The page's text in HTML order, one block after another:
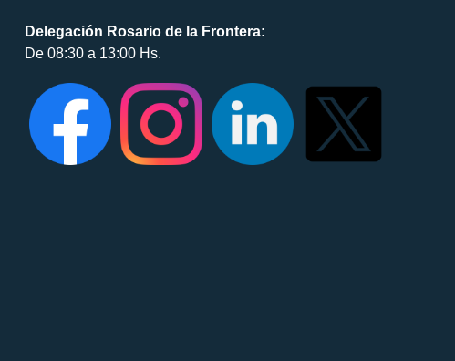
Delegación Rosario de la Frontera:
De 08:30 a 13:00 Hs.